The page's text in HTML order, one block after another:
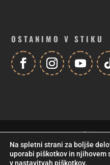
OSTANIMO V STIKU
Za vzpodbudno pomoč pri
zahvaljujemo Mestni občini
trgovin,vzdrževanje spletne
Na spletni strani za boljše
uporabi piškotkov in njihovem
vnastavitvah piškotkov.